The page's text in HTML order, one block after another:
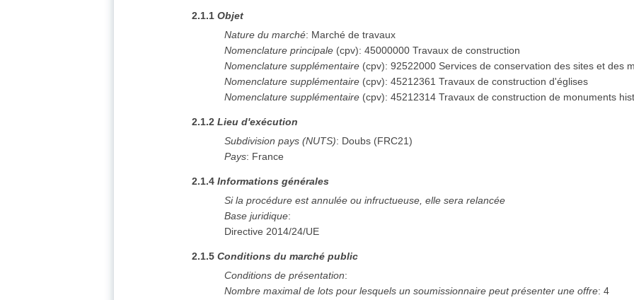
2.1.1Objet
Nature du marché: Marché de travaux
Nomenclature principale (cpv):45000000 Travaux de construction
Nomenclature supplémentaire (cpv):92522000 Services de conservation des sites et des
Nomenclature supplémentaire (cpv):45212361 Travaux de construction d'églises
Nomenclature supplémentaire (cpv):45212314 Travaux de construction de monuments
2.1.2Lieu d'exécution
Subdivision pays (NUTS): Doubs (FRC21)
Pays: France
2.1.4Informations générales
Si la procédure est annulée ou infructueuse, elle sera relancée
Base juridique:
Directive 2014/24/UE
2.1.5Conditions du marché public
Conditions de présentation:
Nombre maximal de lots pour lesquels un soumissionnaire peut présenter une offre:4